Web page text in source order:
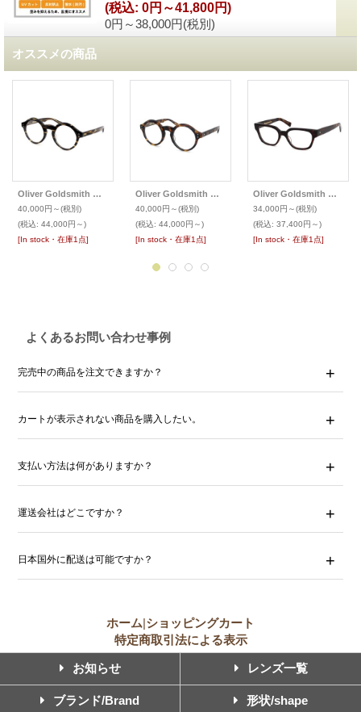
0円～38,000円(税別)
(税込: 0円～41,800円)
オススメの商品
Oliver Goldsmith オリバーゴールドスミス メガネ SHEPPERTON シェパートン
40,000円～(税別)
(税込: 44,000円～)
[In stock・在庫1点]
Oliver Goldsmith オリバーゴールドスミス メガネ SHEPPERTON シェパートン
40,000円～(税別)
(税込: 44,000円～)
[In stock・在庫1点]
Oliver Goldsmith オリバーゴールドスミス メガネ COMMANDER コマンダー
34,000円～(税別)
(税込: 37,400円～)
[In stock・在庫1点]
よくあるお問い合わせ事例
完売中の商品を注文できますか？
カートが表示されない商品を購入したい。
支払い方法は何がありますか？
運送会社はどこですか？
日本国外に配送は可能ですか？
ホーム|ショッピングカート
特定商取引法による表示
お知らせ レンズ一覧
ブランド/Brand 形状/shape